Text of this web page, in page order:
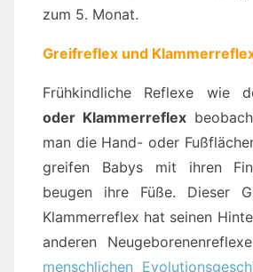
zum 5. Monat.
Greifreflex und
Frühkindliche Reflexe wie
oder Klammerreflex
man die Hand- oder
greifen Babys mit ihren
beugen ihre Füße. Dieser
Klammerreflex hat seinen
anderen
menschlichen